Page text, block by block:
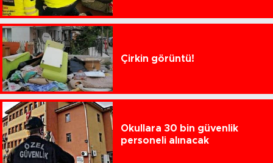
Çirkin görüntü!
Okullara 30 bin güvenlik
personeli alınacak